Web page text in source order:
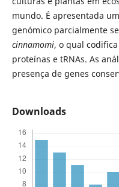
mundo. É apresentada
genómico parcialmente
cinnamomi, o qual
proteínas e tRNAs. As
presença de genes
Downloads